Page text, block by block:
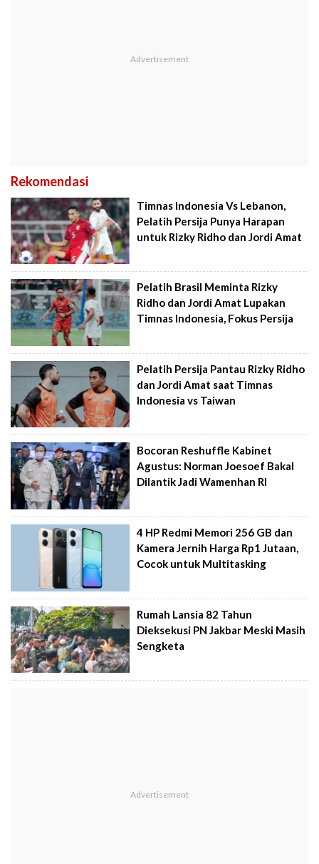
Rekomendasi
Timnas Indonesia Vs Lebanon,
Pelatih Persija Punya Harapan
untuk Rizky Ridho dan Jordi Amat
Pelatih Brasil Meminta Rizky
Ridho dan Jordi Amat Lupakan
Timnas Indonesia, Fokus Persija
Pelatih Persija Pantau Rizky Ridho
dan Jordi Amat saat Timnas
Indonesia vs Taiwan
Bocoran Reshuffle Kabinet
Agustus: Norman Joesoef Bakal
Dilantik Jadi Wamenhan RI
4 HP Redmi Memori 256 GB dan
Kamera Jernih Harga Rp1 Jutaan,
Cocok untuk Multitasking
Rumah Lansia 82 Tahun
Dieksekusi PN Jakbar Meski Masih
Sengketa